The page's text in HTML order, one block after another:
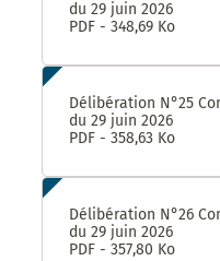
du 29 juin 2026
PDF - 348,69 Ko
Délibération N°25
du 29 juin 2026
PDF - 358,63 Ko
Délibération N°26
du 29 juin 2026
PDF - 357,80 Ko